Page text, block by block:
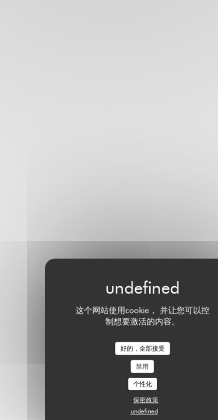
这个网站使用cookie， 并让您可以控
制想要激活的内容。
好的，全部接受
禁用
个性化
保密政策
undefined